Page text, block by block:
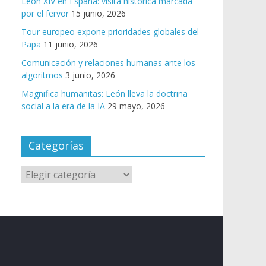
por el fervor 15 junio, 2026
Tour europeo expone prioridades globales del
Papa 11 junio, 2026
Comunicación y relaciones humanas ante los
algoritmos 3 junio, 2026
Magnifica humanitas: León lleva la doctrina
social a la era de la IA 29 mayo, 2026
Categorías